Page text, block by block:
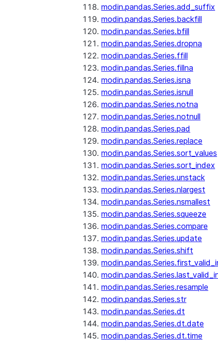
modin.pandas.Series.add_suffix
modin.pandas.Series.backfill
modin.pandas.Series.bfill
modin.pandas.Series.dropna
modin.pandas.Series.ffill
modin.pandas.Series.fillna
modin.pandas.Series.isna
modin.pandas.Series.isnull
modin.pandas.Series.notna
modin.pandas.Series.notnull
modin.pandas.Series.pad
modin.pandas.Series.replace
modin.pandas.Series.sort_values
modin.pandas.Series.sort_index
modin.pandas.Series.unstack
modin.pandas.Series.nlargest
modin.pandas.Series.nsmallest
modin.pandas.Series.squeeze
modin.pandas.Series.compare
modin.pandas.Series.update
modin.pandas.Series.shift
modin.pandas.Series.resample
modin.pandas.Series.str
modin.pandas.Series.dt
modin.pandas.Series.dt.date
modin.pandas.Series.dt.time